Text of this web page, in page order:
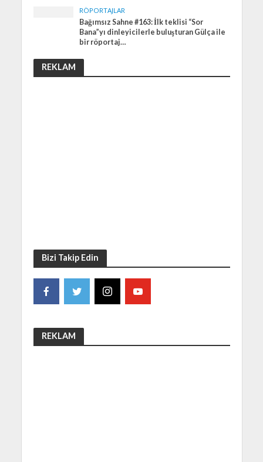
RÖPORTAJLAR
Bağımsız Sahne #163: İlk teklisi “Sor
Bana”yı dinleyicilerle buluşturan Gülça ile
bir röportaj…
REKLAM
Bizi Takip Edin
REKLAM